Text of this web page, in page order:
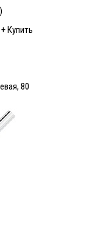
+Купить
80